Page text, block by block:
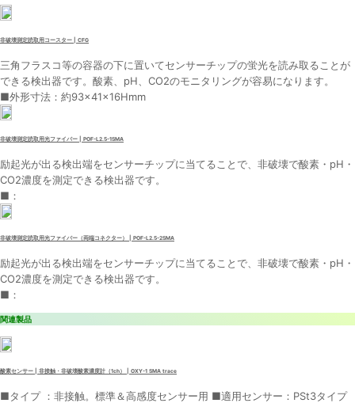
非破壊測定読取用コースター | CFG
三角フラスコ等の容器の下に置いてセンサーチップの蛍光を読み取ることが
できる検出器です。酸素、pH、CO2のモニタリングが容易になります。
■外形寸法：約93×41×16Hmm
非破壊測定読取用光ファイバー | POF-L2.5-1SMA
励起光が出る検出端をセンサーチップに当てることで、非破壊で酸素・pH・
CO2濃度を測定できる検出器です。
■：
非破壊測定読取用光ファイバー（両端コネクター） | POF-L2.5-2SMA
励起光が出る検出端をセンサーチップに当てることで、非破壊で酸素・pH・
CO2濃度を測定できる検出器です。
■：
関連製品
酸素センサー | 非接触・非破壊酸素濃度計（1ch） | OXY-1 SMA trace
■タイプ ：非接触。標準＆高感度センサー用 ■適用センサー：PSt3タイプ